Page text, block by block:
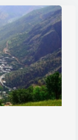
işareti?